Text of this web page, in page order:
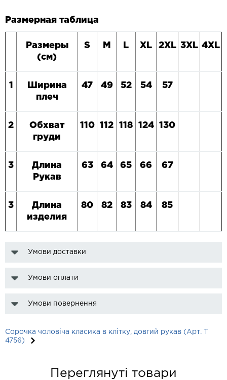
Размерная таблица
Размеры
(см)
S M L XL 2XL 3XL 4XL
1
Ширина
плеч
47 49 52 54 57
2
Обхват
груди
110 112 118 124 130
3
Длина
Рукав
63 64 65 66 67
3
Длина
изделия
80 82 83 84 85
Умови доставки
Умови оплати
Умови повернення
Сорочка чоловіча класика в клітку, довгий рукав (Арт. T
4756)
Переглянуті товари